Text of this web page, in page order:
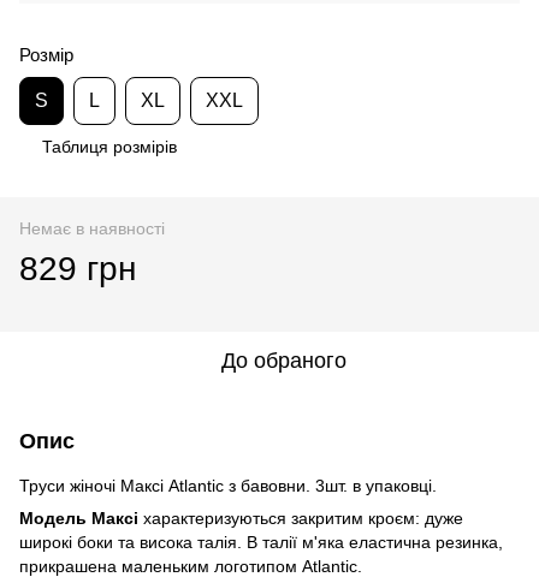
Розмір
S L XL XXL
Таблиця розмірів
Немає в наявності
829 грн
До обраного
Опис
Труси жіночі Максі Atlantic з бавовни. 3шт. в упаковці.
Модель Максі характеризуються закритим кроєм: дуже
широкі боки та висока талія. В талії м'яка еластична резинка,
прикрашена маленьким логотипом Atlantic.